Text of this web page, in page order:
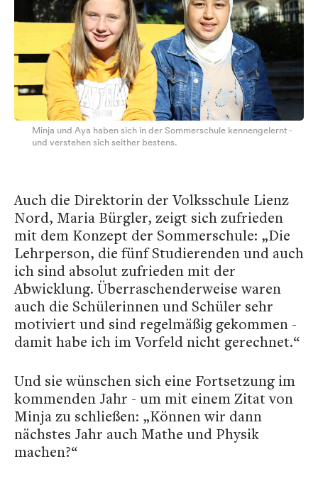
Minja und Aya haben sich in der Sommerschule kennengelernt -
und verstehen sich seither bestens.
Auch die Direktorin der Volksschule Lienz
Nord, Maria Bürgler, zeigt sich zufrieden
mit dem Konzept der Sommerschule: „Die
Lehrperson, die fünf Studierenden und auch
ich sind absolut zufrieden mit der
Abwicklung. Überraschenderweise waren
auch die Schülerinnen und Schüler sehr
motiviert und sind regelmäßig gekommen -
damit habe ich im Vorfeld nicht gerechnet.“
Und sie wünschen sich eine Fortsetzung im
kommenden Jahr - um mit einem Zitat von
Minja zu schließen: „Können wir dann
nächstes Jahr auch Mathe und Physik
machen?“